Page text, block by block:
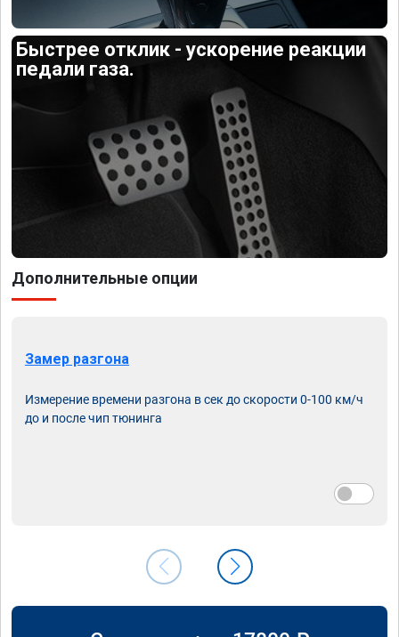
Быстрее отклик - ускорение реакции
педали газа.
Дополнительные опции
Замер разгона
Измерение времени разгона в сек до скорости 0-100 км/ч
до и после чип тюнинга